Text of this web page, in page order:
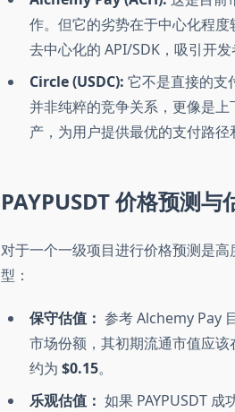
作。但它的劣势在于中心化程
去中心化的 API/SDK，吸引开发
Circle (USDC): 它不是直接的支
并非纯粹的竞争关系，更像是上
产，为用户提供最优的支付路径
PAYPUSDT 价格预测
对于一个一级项目进行价格预测是
型：
保守估值： 参考 Alchemy Pay
市场份额，其初期流通市值应
约为 $0.15。
乐观估值： 如果 PAYPUSDT